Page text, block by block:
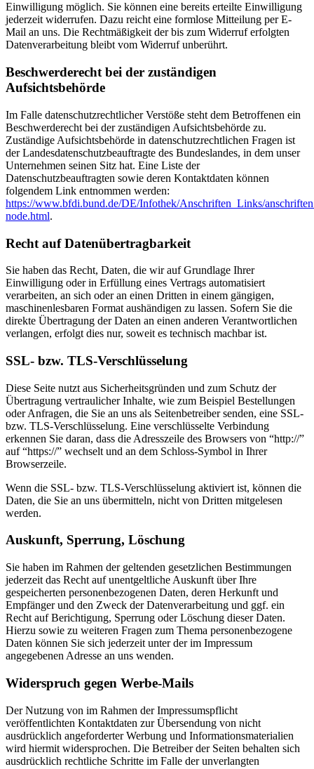
Einwilligung möglich. Sie können eine bereits erteilte Einwilligung
jederzeit widerrufen. Dazu reicht eine formlose Mitteilung per E-
Mail an uns. Die Rechtmäßigkeit der bis zum Widerruf erfolgten
Datenverarbeitung bleibt vom Widerruf unberührt.
Beschwerderecht bei der zuständigen
Aufsichtsbehörde
Im Falle datenschutzrechtlicher Verstöße steht dem Betroffenen ein
Beschwerderecht bei der zuständigen Aufsichtsbehörde zu.
Zuständige Aufsichtsbehörde in datenschutzrechtlichen Fragen ist
der Landesdatenschutzbeauftragte des Bundeslandes, in dem unser
Unternehmen seinen Sitz hat. Eine Liste der
Datenschutzbeauftragten sowie deren Kontaktdaten können
folgendem Link entnommen werden:
https://www.bfdi.bund.de/DE/Infothek/Anschriften_Links/
node.html.
Recht auf Datenübertragbarkeit
Sie haben das Recht, Daten, die wir auf Grundlage Ihrer
Einwilligung oder in Erfüllung eines Vertrags automatisiert
verarbeiten, an sich oder an einen Dritten in einem gängigen,
maschinenlesbaren Format aushändigen zu lassen. Sofern Sie die
direkte Übertragung der Daten an einen anderen Verantwortlichen
verlangen, erfolgt dies nur, soweit es technisch machbar ist.
SSL- bzw. TLS-Verschlüsselung
Diese Seite nutzt aus Sicherheitsgründen und zum Schutz der
Übertragung vertraulicher Inhalte, wie zum Beispiel Bestellungen
oder Anfragen, die Sie an uns als Seitenbetreiber senden, eine SSL-
bzw. TLS-Verschlüsselung. Eine verschlüsselte Verbindung
erkennen Sie daran, dass die Adresszeile des Browsers von “http://”
auf “https://” wechselt und an dem Schloss-Symbol in Ihrer
Browserzeile.
Wenn die SSL- bzw. TLS-Verschlüsselung aktiviert ist, können die
Daten, die Sie an uns übermitteln, nicht von Dritten mitgelesen
werden.
Auskunft, Sperrung, Löschung
Sie haben im Rahmen der geltenden gesetzlichen Bestimmungen
jederzeit das Recht auf unentgeltliche Auskunft über Ihre
gespeicherten personenbezogenen Daten, deren Herkunft und
Empfänger und den Zweck der Datenverarbeitung und ggf. ein
Recht auf Berichtigung, Sperrung oder Löschung dieser Daten.
Hierzu sowie zu weiteren Fragen zum Thema personenbezogene
Daten können Sie sich jederzeit unter der im Impressum
angegebenen Adresse an uns wenden.
Widerspruch gegen Werbe-Mails
Der Nutzung von im Rahmen der Impressumspflicht
veröffentlichten Kontaktdaten zur Übersendung von nicht
ausdrücklich angeforderter Werbung und Informationsmaterialien
wird hiermit widersprochen. Die Betreiber der Seiten behalten sich
ausdrücklich rechtliche Schritte im Falle der unverlangten